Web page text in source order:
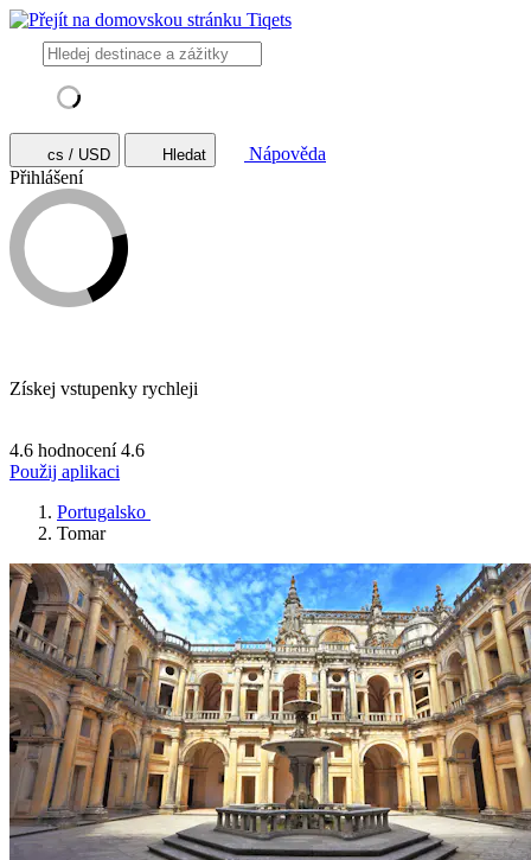
cs / USD Hledat
Nápověda
Přihlášení
Získej vstupenky rychleji
4.6 hodnocení 4.6
Použij aplikaci
Portugalsko
Tomar